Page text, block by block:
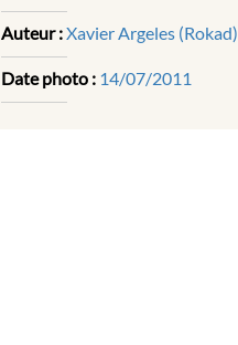
Auteur :Xavier Argeles (Rokad)
Date photo : 14/07/2011